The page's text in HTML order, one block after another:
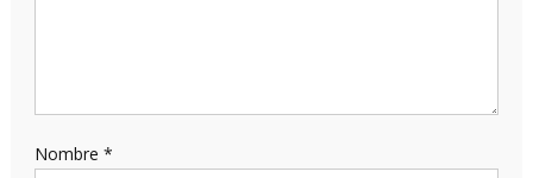
Nombre *